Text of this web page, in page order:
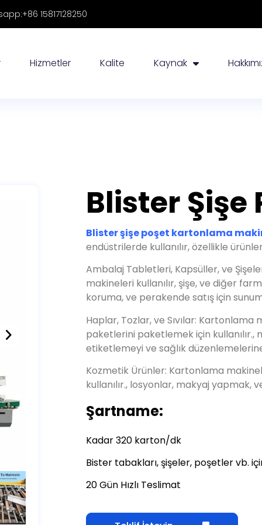
15817128250
Hizmetler Kalite Kaynak
Blister
Blister şişe poşet kartonlama
endüstrilerde kullanılır, özellikle
Ambalaj Tabletleri, Kapsüller, ve
koruma, ve perakende satış için
Haplar, Tozlar, ve Sıvılar:
etiketlemeyi ve sağlık
Kozmetik Ürünler: Kartonlama
kullanılır., losyonlar, makyaj
Şartname:
Kadar 320 karton/dk
Bister tabakları, şişeler, poşetler vb.
20 Gün Hızlı Teslimat